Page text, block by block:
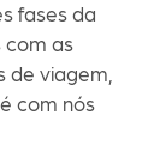
fases da
com as
de viagem,
com nós